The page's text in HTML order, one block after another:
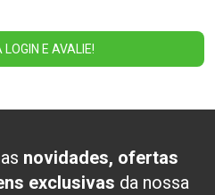
LOGIN E AVALIE!
novidades, ofertas
exclusivas da nossa